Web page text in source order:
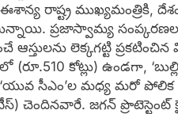
రాష్ట్ర ముఖ్యమంత్రికి,
ప్రజాస్వామ్య
ఆస్తులను లెక్కగట్టి
కోట్లు) ఉండగా,
‘యువ సీఎం’ల మధ్య మరో
జగన్‌ ప్రొటెస్టెంట్‌